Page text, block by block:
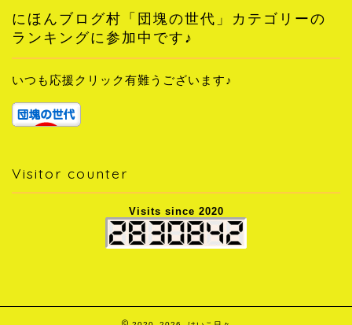
にほんブログ村「団塊の世代」カテゴリーの
ランキングに参加中です♪
いつも応援クリック有難うございます♪
Visitor counter
Visits since 2020